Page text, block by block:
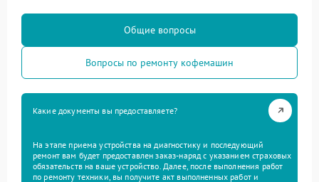
Общие вопросы
Вопросы по ремонту кофемашин
Какие документы вы предоставляете?
На этапе приема устройства на диагностику и последующий
ремонт вам будет предоставлен заказ-наряд с указанием страховых
обязательств на ваше устройство. Далее, после выполнения работ
по ремонту техники, вы получите акт выполненных работ и